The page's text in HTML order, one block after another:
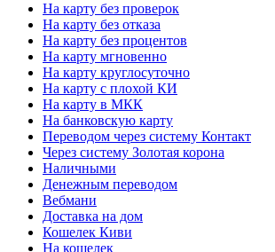
На карту без проверок
На карту без отказа
На карту без процентов
На карту мгновенно
На карту круглосуточно
На карту с плохой КИ
На карту в МКК
На банковскую карту
Переводом через систему Контакт
Через систему Золотая корона
Наличными
Денежным переводом
Вебмани
Доставка на дом
Кошелек Киви
На кошелек